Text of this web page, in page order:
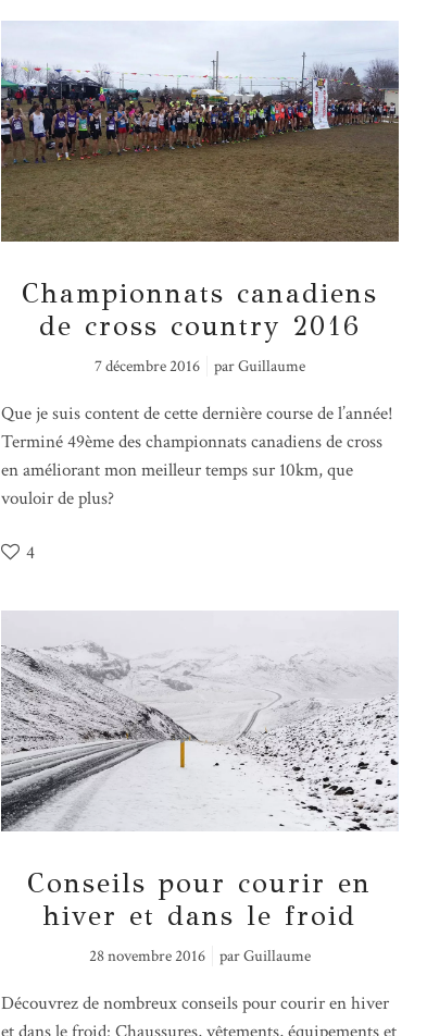
Championnats canadiens
de cross country 2016
7 décembre 2016 parGuillaume
Que je suis content de cette dernière course de l’année!
Terminé 49ème des championnats canadiens de cross
en améliorant mon meilleur temps sur 10km, que
vouloir de plus?
4
Conseils pour courir en
hiver et dans le froid
28 novembre 2016 parGuillaume
Découvrez de nombreux conseils pour courir en hiver